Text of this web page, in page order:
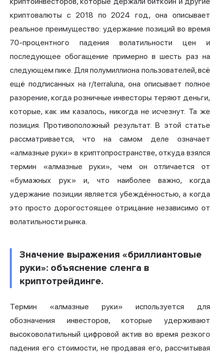
криптовалюты с 2018 по 2024 год, она описывает
реальное преимущество: удержание позиций во время
70-процентного падения волатильности цен и
последующее обогащение примерно в шесть раз на
следующем пике. Для полумиллиона пользователей, всё
ещё подписанных на r/terraluna, она описывает полное
разорение, когда розничные инвесторы теряют деньги,
которые, как им казалось, никогда не исчезнут. Та же
позиция. Противоположный результат. В этой статье
рассматривается, что на самом деле означает
«алмазные руки» в криптопространстве, откуда взялся
термин «алмазные руки», чем он отличается от
«бумажных рук» и, что наиболее важно, когда
удержание позиции является убеждённостью, а когда
это просто дорогостоящее отрицание независимо от
волатильности рынка.
Значение выражения «бриллиантовые
руки»: объяснение сленга в
криптотрейдинге.
Термин «алмазные руки» используется для
обозначения инвесторов, которые удерживают
высоковолатильный цифровой актив во время резкого
падения его стоимости, не продавая его, рассчитывая